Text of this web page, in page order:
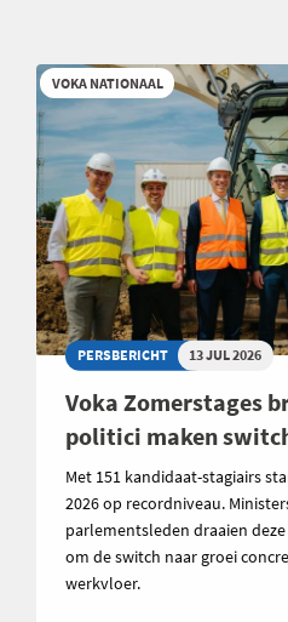
VOKA NATIONAAL
PERSBERICHT 13 JUL 2026
Voka Zomerstages
politici maken
Met 151 kandidaat-stagiairs
2026 op recordniveau.
parlementsleden draaien
om de switch naar groei
werkvloer.